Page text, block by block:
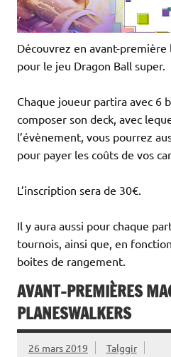
Découvrez en avant-
pour le jeu Dragon Ball super.
Chaque joueur partira avec 6
composer son deck, avec
l’évènement, vous pourrez
pour payer les coûts de vos
L’inscription sera de 30€.
Il y aura aussi pour chaque
tournois, ainsi que, en
boites de rangement.
AVANT-PREMIÈRES
PLANESWALKERS
26 mars 2019 Talggir